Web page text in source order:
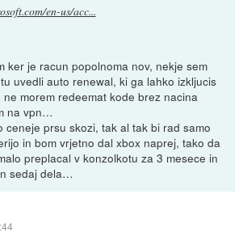
en-us/acc...
ker je racun popolnoma nov, nekje sem
uvedli auto renewal, ki ga lahko izkljucis
morem redeemat kode brez nacina
na vpn…
ceneje prsu skozi, tak al tak bi rad samo
in bom vrjetno dal xbox naprej, tako da
preplacal v konzolkotu za 3 mesece in
sedaj dela…